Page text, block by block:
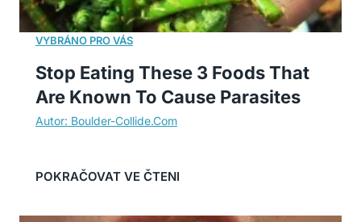
Stop Eating These 3 Foods That
Are Known To Cause Parasites